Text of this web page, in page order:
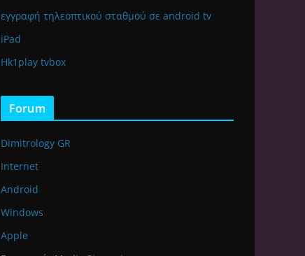
εγγραφή τηλεοπτικού σταθμού σε android tv
iPad
Hk1play tvbox
Forum
Dimitrology GR
Internet
Android
Windows
Apple